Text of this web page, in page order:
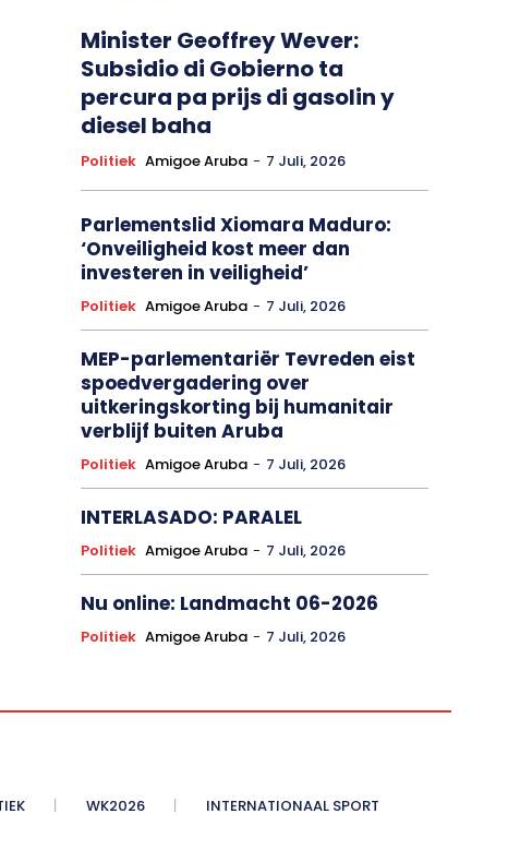
Minister Geoffrey Wever:
Subsidio di Gobierno ta
percura pa prijs di gasolin y
diesel baha
Politiek Amigoe Aruba - 7 Juli, 2026
Parlementslid Xiomara Maduro:
‘Onveiligheid kost meer dan
investeren in veiligheid’
Politiek Amigoe Aruba - 7 Juli, 2026
MEP-parlementariër Tevreden eist
spoedvergadering over
uitkeringskorting bij humanitair
verblijf buiten Aruba
Politiek Amigoe Aruba - 7 Juli, 2026
INTERLASADO: PARALEL
Politiek Amigoe Aruba - 7 Juli, 2026
Nu online: Landmacht 06-2026
Politiek Amigoe Aruba - 7 Juli, 2026
WK2026 INTERNATIONAAL SPORT